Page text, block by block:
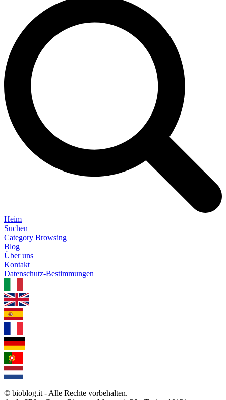
Heim
Suchen
Category Browsing
Blog
Über uns
Kontakt
Datenschutz-Bestimmungen
© bioblog.it - Alle Rechte vorbehalten.